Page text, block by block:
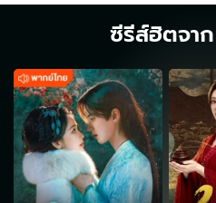
ซีรีส์ฮิตจาก